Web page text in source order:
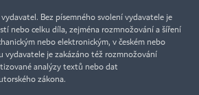
Bez písemného svolení vydavatele je
nebo celku díla, zejména rozmnožování a šíření
nebo elektronickým, v českém nebo
vydavatele je zakázáno též rozmnožování
analýzy textů nebo dat
zákona.